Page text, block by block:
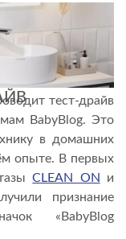
тест-драйв
BabyBlog. Это
в домашних
опыте. В первых
CLEAN ON и
признание
«BabyBlog